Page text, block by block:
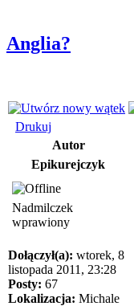
Anglia?
Drukuj
Autor
Epikurejczyk
Nadmilczek
wprawiony
Dołączył(a): wtorek, 8
listopada 2011, 23:28
Posty: 67
Lokalizacja: Michale